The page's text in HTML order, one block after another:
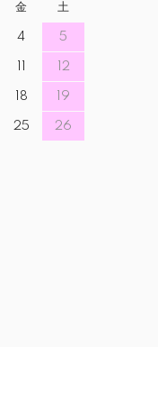
金 土
4 5
12
18 19
25 26